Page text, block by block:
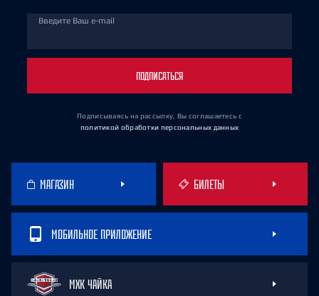
Введите Ваш e-mail
ПОДПИСАТЬСЯ
Подписываясь на рассылку, Вы соглашаетесь с
политикой обработки персональных данных
МАГАЗИН БИЛЕТЫ
МОБИЛЬНОЕ ПРИЛОЖЕНИЕ
МХК ЧАЙКА